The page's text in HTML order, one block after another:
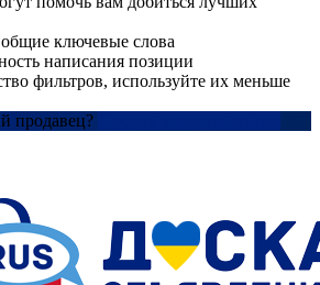
ключевые слова
написания позиции
фильтров, используйте их меньше
продавец?